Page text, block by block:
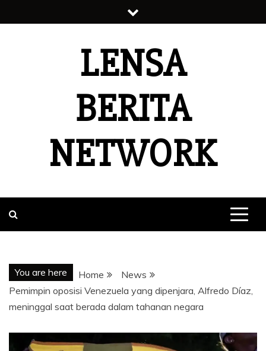
to
LENSA
BERITA
NETWORK
You are here Home
News
Pemimpin oposisi Venezuela yang dipenjara, Alfredo Díaz,
meninggal saat berada dalam tahanan negara